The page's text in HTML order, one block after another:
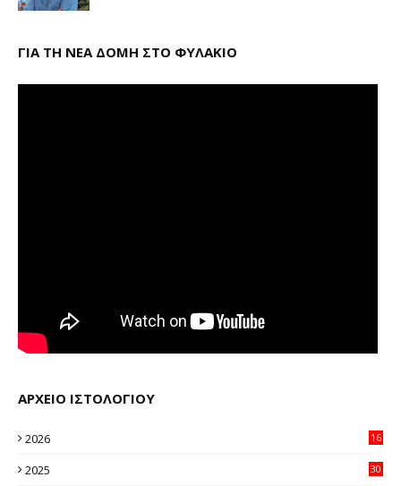
ΓΙΑ ΤΗ ΝΕΑ ΔΟΜΗ ΣΤΟ ΦΥΛΑΚΙΟ
ΑΡΧΕΙΟ ΙΣΤΟΛΟΓΙΟΥ
2026
16
2025
30